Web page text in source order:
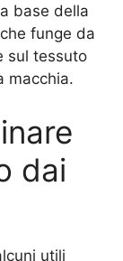
base della
funge da
sul tessuto
macchia.
dai
utili